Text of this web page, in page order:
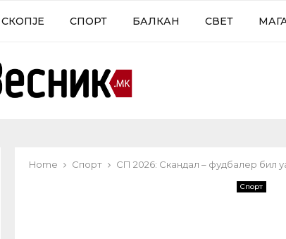
СКОПЈЕ СПОРТ БАЛКАН СВЕТ
Home Спорт СП 2026: Скандал – фудбалер бил
Спорт